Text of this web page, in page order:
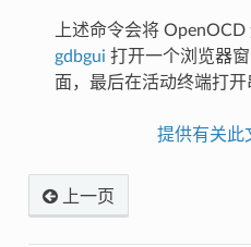
上述命令会将
gdbgui 打开一个浏览器
面，最后在活动终端打开
提供有关此
上一页